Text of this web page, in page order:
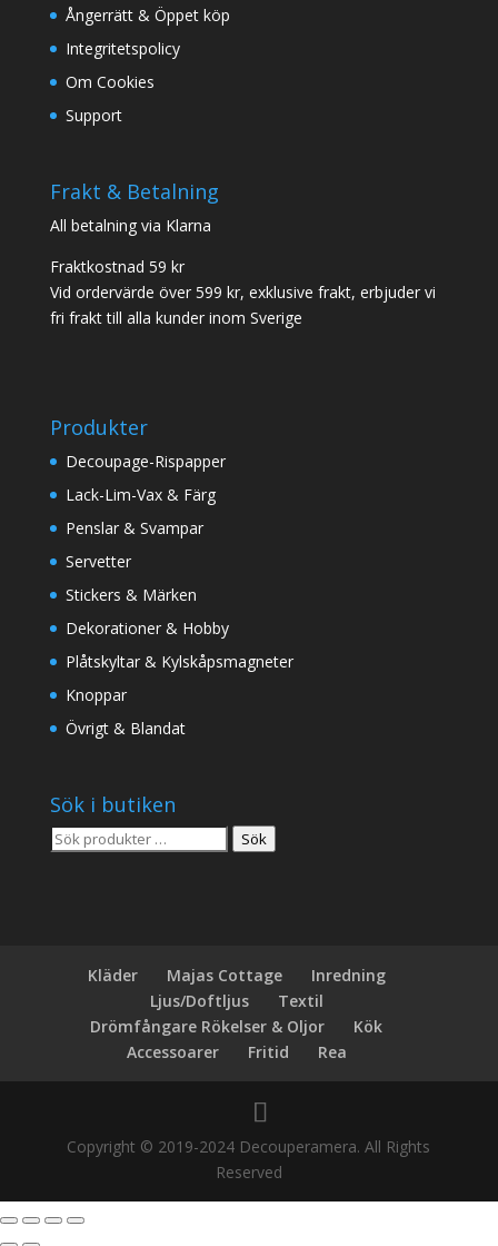
Ångerrätt & Öppet köp
Integritetspolicy
Om Cookies
Support
Frakt & Betalning
All betalning via Klarna
Fraktkostnad 59 kr
Vid ordervärde över 599 kr, exklusive frakt, erbjuder vi
fri frakt till alla kunder inom Sverige
Produkter
Decoupage-Rispapper
Lack-Lim-Vax & Färg
Penslar & Svampar
Servetter
Stickers & Märken
Dekorationer & Hobby
Plåtskyltar & Kylskåpsmagneter
Knoppar
Övrigt & Blandat
Sök i butiken
Sök
Sök
Kläder Majas Cottage
Inredning
Ljus/Doftljus
Textil
Drömfångare Rökelser & Oljor
Kök
Accessoarer
Fritid Rea
Copyright © 2019-2024 Decouperamera. All Rights
Reserved